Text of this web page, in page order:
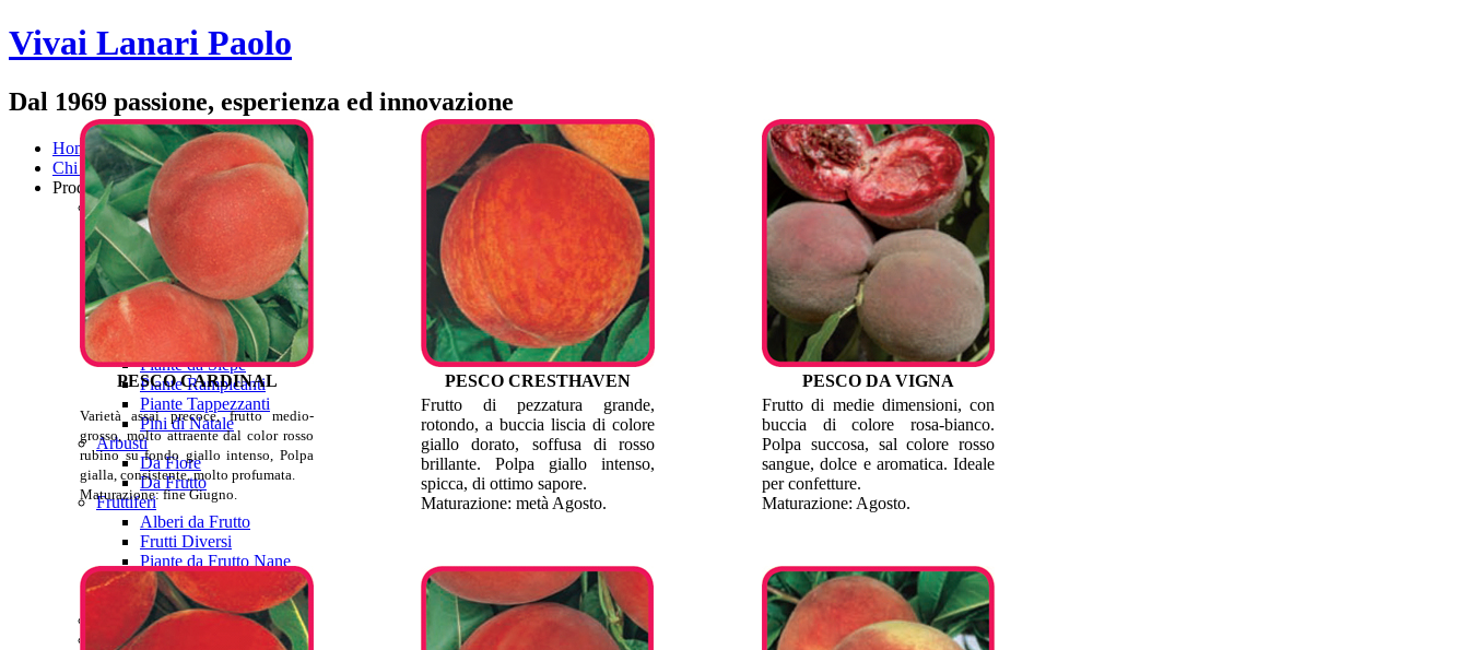
Vivai Lanari Paolo
Dal 1969 passione, esperienza ed innovazione
Home
Chi siamo
Produzione
Alberi da Giardino
Aceri
Alberi Ornamentali
Arbusti Ornamentali
Conifere
Cornus
Piante Acidofile
Piante Aromatiche
Piante da Siepe
Piante Rampicanti
Piante Tappezzanti
Pini di Natale
Arbusti
Da Fiore
Da Frutto
Fruttiferi
Alberi da Frutto
Frutti Diversi
Piante da Frutto Nane
Varietà Preziose/Antiche
Viti da Tavola
Fruttiferi Salutistici
Rosai
PESCO CARDINAL PESCO CRESTHAVEN PESCO DA VIGNA
Varietà assai precoce, frutto medio-
grosso, molto attraente dal color rosso
rubino su fondo giallo intenso, Polpa
gialla, consistente, molto profumata.
Maturazione: fine Giugno.
Frutto di pezzatura grande,
rotondo, a buccia liscia di colore
giallo dorato, soffusa di rosso
brillante. Polpa giallo intenso,
spicca, di ottimo sapore.
Maturazione: metà Agosto.
Frutto di medie dimensioni, con
buccia di colore rosa-bianco.
Polpa succosa, sal colore rosso
sangue, dolce e aromatica. Ideale
per confetture.
Maturazione: Agosto.